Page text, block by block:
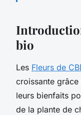
bio
Les Fleurs de
croissante
leurs bienfaits
de la plante de